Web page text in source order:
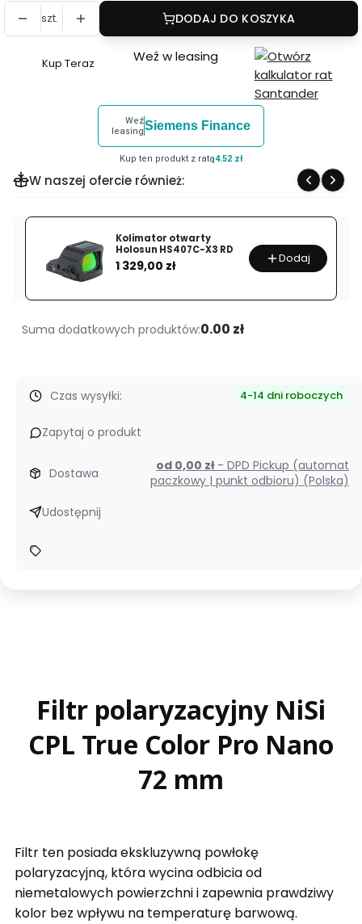
szt. DODAJ DO KOSZYKA
Szybki
NiSi
Color
Pro
Nano
72
mm
Kup Teraz Weź w leasing
Weź
leasingSiemens Finance
Kup ten produkt z ratą4.52 zł
W naszej ofercie również:
Kolimator otwarty
Holosun HS407C-X3 RD
Cena
1 329,00 zł Dodaj
Suma dodatkowych produktów:0.00 zł
Czas wysyłki: 4-14 dni roboczych
Zapytaj o produkt
Dostawa od 0,00 zł - DPD Pickup (automat
paczkowy | punkt odbioru) (Polska)
Udostępnij
Filtr polaryzacyjny NiSi
CPL True Color Pro Nano
72 mm
Filtr ten posiada ekskluzywną powłokę
polaryzacyjną, która wycina odbicia od
niemetalowych powierzchni i zapewnia prawdziwy
kolor bez wpływu na temperaturę barwową.